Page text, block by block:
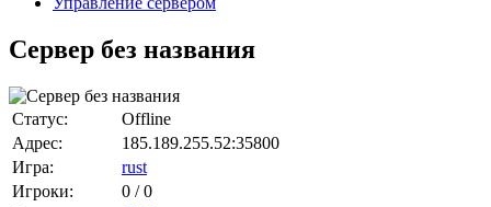
Сервер без названия
Статус:
Offline
Адрес:
185.189.255.52:35800
Игра:
rust
Игроки:
0 / 0